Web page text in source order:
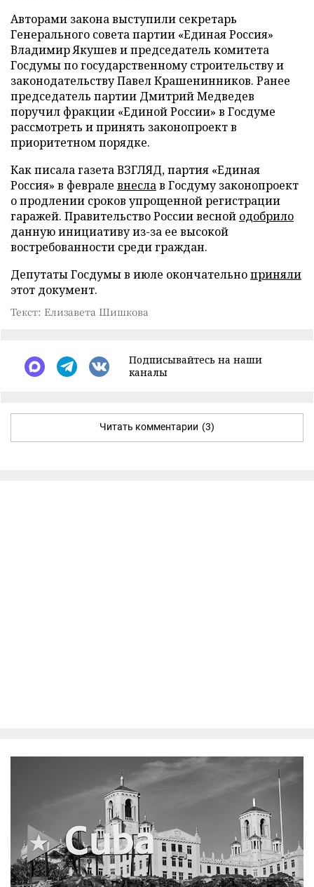
Авторами закона выступили секретарь
Генерального совета партии «Единая Россия»
Владимир Якушев и председатель комитета
Госдумы по государственному строительству и
законодательству Павел Крашенинников. Ранее
председатель партии Дмитрий Медведев
поручил фракции «Единой России» в Госдуме
рассмотреть и принять законопроект в
приоритетном порядке.
Как писала газета ВЗГЛЯД, партия «Единая
Россия» в феврале внеслав Госдуму законопроект
о продлении сроков упрощенной регистрации
гаражей. Правительство России весной одобрило
данную инициативу из-за ее высокой
востребованности среди граждан.
Депутаты Госдумы в июле окончательноприняли
этот документ.
Текст: Елизавета Шишкова
Подписывайтесь на наши
каналы
Читать комментарии (3)